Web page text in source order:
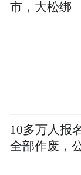
市，大松绑
10多万人报
全部作废，